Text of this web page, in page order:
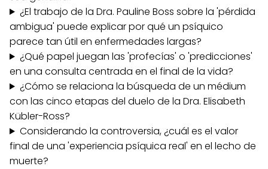
¿El trabajo de la Dra. Pauline Boss sobre la 'pérdida
ambigua' puede explicar por qué un psíquico
parece tan útil en enfermedades largas?
¿Qué papel juegan las 'profecías' o 'predicciones'
en una consulta centrada en el final de la vida?
¿Cómo se relaciona la búsqueda de un médium
con las cinco etapas del duelo de la Dra. Elisabeth
Kübler-Ross?
Considerando la controversia, ¿cuál es el valor
final de una 'experiencia psíquica real' en el lecho de
muerte?